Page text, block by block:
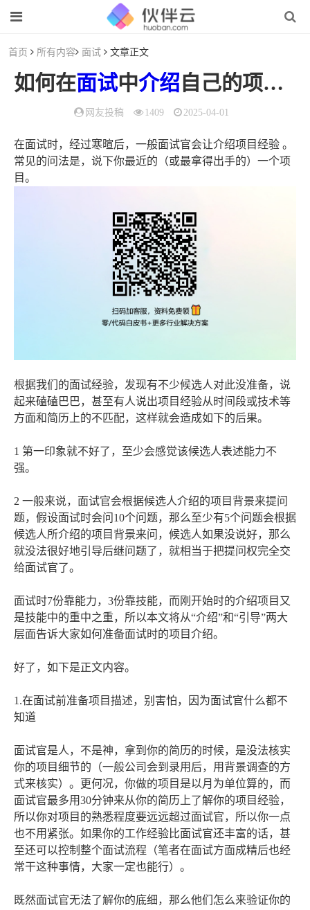
首页 所有内容 面试 文章正文
如何在面试中介绍自己的项目经验
网友投稿 1409 2025-04-01
在面试时，经过寒暄后，一般面试官会让介绍项目经验 。
常见的问法是，说下你最近的（或最拿得出手的）一个项
目。
根据我们的面试经验，发现有不少候选人对此没准备，说
起来磕磕巴巴，甚至有人说出项目经验从时间段或技术等
方面和简历上的不匹配，这样就会造成如下的后果。
1 第一印象就不好了，至少会感觉该候选人表述能力不
强。
2 一般来说，面试官会根据候选人介绍的项目背景来提问
题，假设面试时会问10个问题，那么至少有5个问题会根据
候选人所介绍的项目背景来问，候选人如果没说好，那么
就没法很好地引导后继问题了，就相当于把提问权完全交
给面试官了。
面试时7份靠能力，3份靠技能，而刚开始时的介绍项目又
是技能中的重中之重，所以本文将从“介绍”和“引导”两大
层面告诉大家如何准备面试时的项目介绍。
好了，如下是正文内容。
1.在面试前准备项目描述，别害怕，因为面试官什么都不
知道
面试官是人，不是神，拿到你的简历的时候，是没法核实
你的项目细节的（一般公司会到录用后，用背景调查的方
式来核实）。更何况，你做的项目是以月为单位算的，而
面试官最多用30分钟来从你的简历上了解你的项目经验，
所以你对项目的熟悉程度要远远超过面试官，所以你一点
也不用紧张。如果你的工作经验比面试官还丰富的话，甚
至还可以控制整个面试流程（笔者在面试方面成精后也经
常干这种事情，大家一定也能行）。
既然面试官无法了解你的底细，那么他们怎么来验证你的